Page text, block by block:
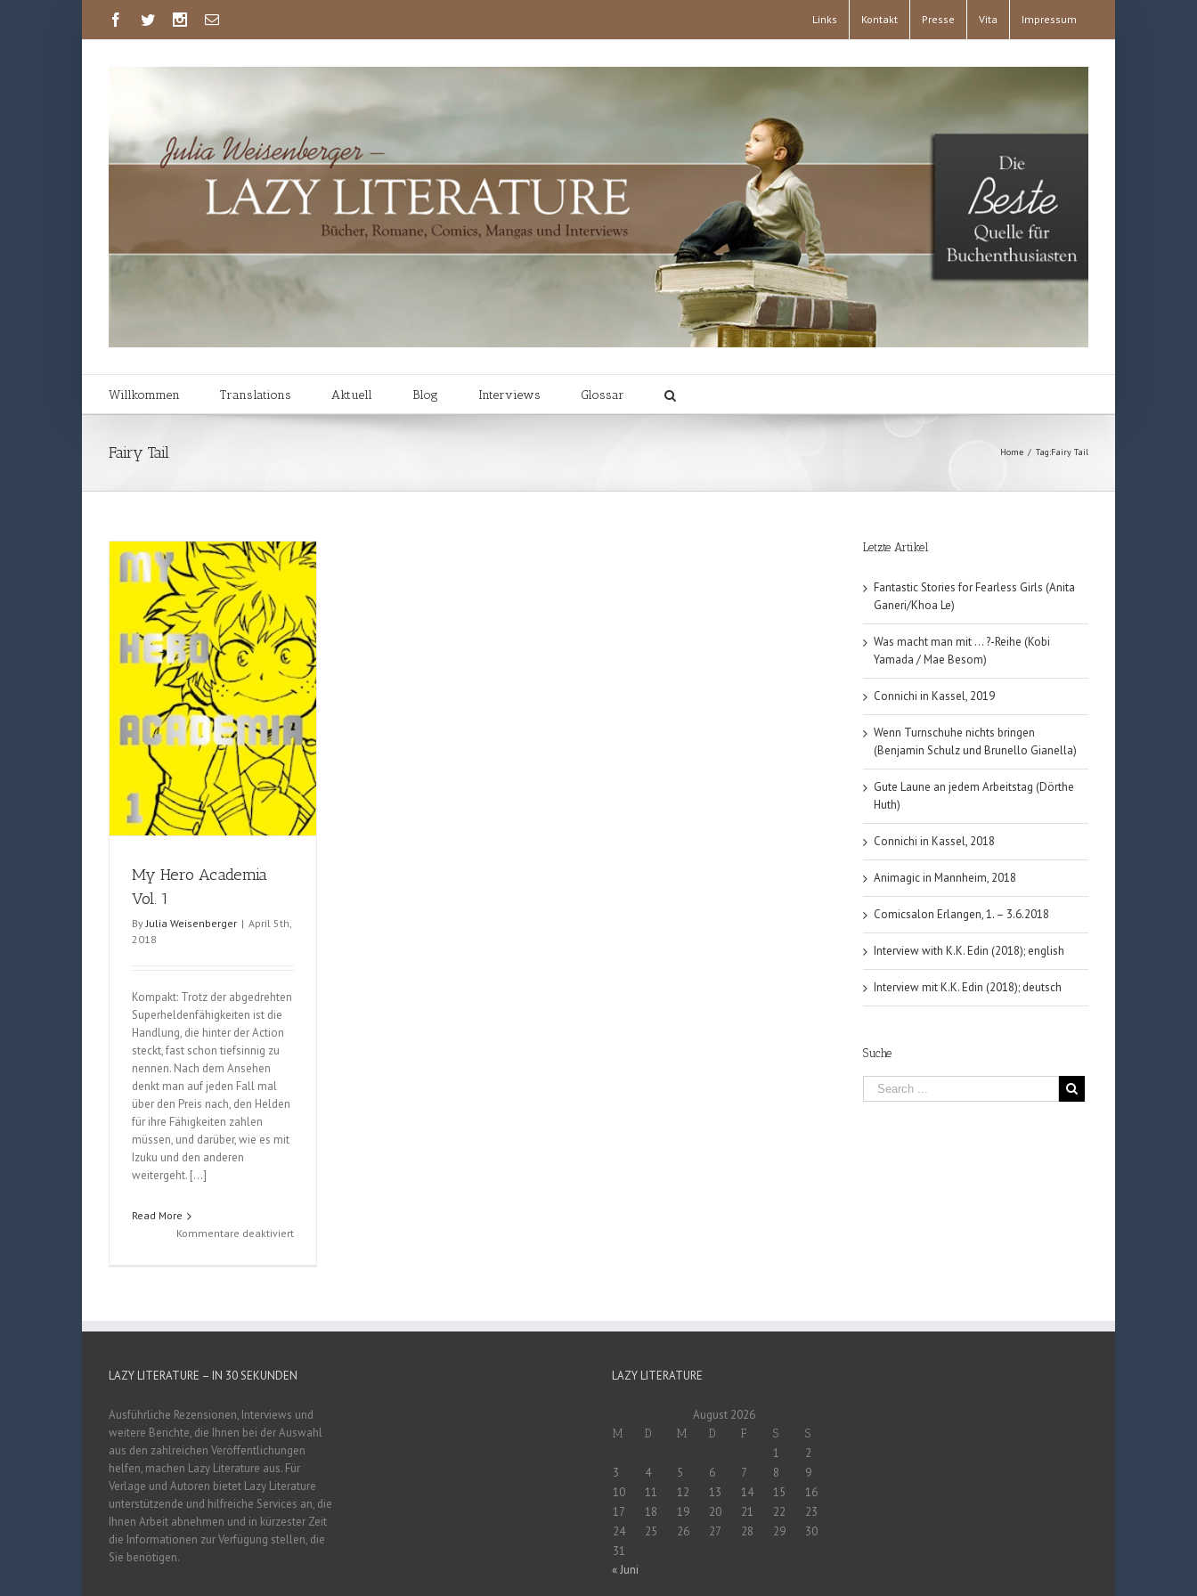
Links Kontakt Presse Vita Impressum
Willkommen Translations Aktuell Blog Interviews Glossar
Fairy Tail Home / Tag:Fairy Tail
My Hero Academia
Vol. 1
By Julia Weisenberger | April 5th,
2018
Kompakt: Trotz der abgedrehten
Superheldenfähigkeiten ist die
Handlung, die hinter der Action
steckt, fast schon tiefsinnig zu
nennen. Nach dem Ansehen
denkt man auf jeden Fall mal
über den Preis nach, den Helden
für ihre Fähigkeiten zahlen
müssen, und darüber, wie es mit
Izuku und den anderen
weitergeht. […]
Read More
Kommentare deaktiviertfür
Letzte Artikel
Fantastic Stories for Fearless Girls (Anita
Ganeri/Khoa Le)
Was macht man mit … ?-Reihe (Kobi
Yamada / Mae Besom)
Connichi in Kassel, 2019
Wenn Turnschuhe nichts bringen
(Benjamin Schulz und Brunello Gianella)
Gute Laune an jedem Arbeitstag (Dörthe
Huth)
Connichi in Kassel, 2018
Animagic in Mannheim, 2018
Comicsalon Erlangen, 1. – 3.6.2018
Interview with K.K. Edin (2018); english
Interview mit K.K. Edin (2018); deutsch
Suche
LAZY LITERATURE – IN 30 SEKUNDEN
Ausführliche Rezensionen, Interviews und
weitere Berichte, die Ihnen bei der Auswahl
aus den zahlreichen Veröffentlichungen
helfen, machen Lazy Literature aus. Für
Verlage und Autoren bietet Lazy Literature
unterstützende und hilfreiche Services an, die
Ihnen Arbeit abnehmen und in kürzester Zeit
die Informationen zur Verfügung stellen, die
Sie benötigen.
LAZY LITERATURE
August 2026
M D M D F S S
1
2
3
4 5 6 7 8
9
10
11 12 13 14 15
16
17
18 19 20 21 22
23
24
25 26 27 28 29
30
31
« Juni